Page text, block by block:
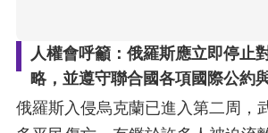
人權會呼籲：俄羅斯應立即停止
略，並遵守聯合國各項國際公約
俄羅斯入侵烏克蘭已進入第二周，